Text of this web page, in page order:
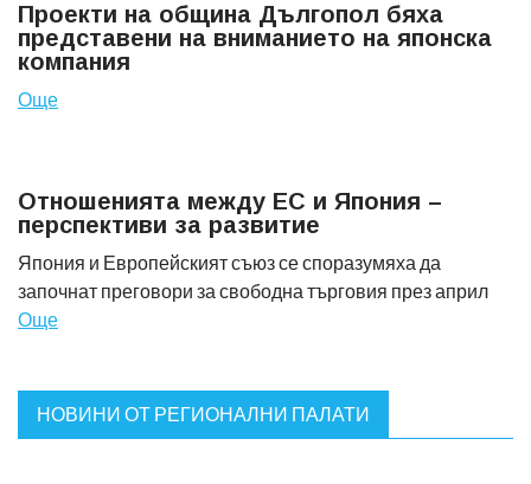
Проекти на община Дългопол бяха
представени на вниманието на японска
компания
Още
Отношенията между ЕС и Япония –
перспективи за развитие
Япония и Европейският съюз се споразумяха да
започнат преговори за свободна търговия през април
Още
НОВИНИ ОТ РЕГИОНАЛНИ ПАЛАТИ